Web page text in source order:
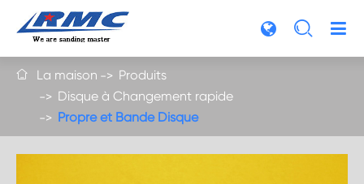

 La maison
Produits
Disque à Changement rapide
Propre et Bande Disque